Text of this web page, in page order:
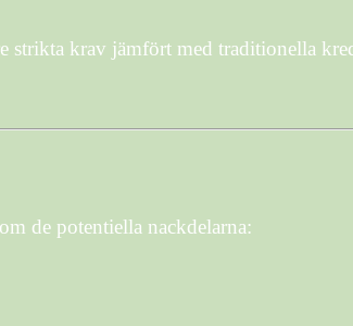
strikta krav jämfört med traditionella
de potentiella nackdelarna: